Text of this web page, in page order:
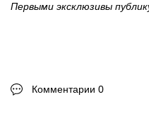
Первыми эксклюзивы
Комментарии 0